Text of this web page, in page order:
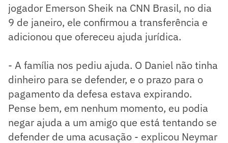
jogador Emerson Sheik na CNN Brasil, no dia
9 de janeiro, ele confirmou a transferência e
adicionou que ofereceu ajuda jurídica.
- A família nos pediu ajuda. O Daniel não tinha
dinheiro para se defender, e o prazo para o
pagamento da defesa estava expirando.
Pense bem, em nenhum momento, eu podia
negar ajuda a um amigo que está tentando se
defender de uma acusação - explicou Neymar